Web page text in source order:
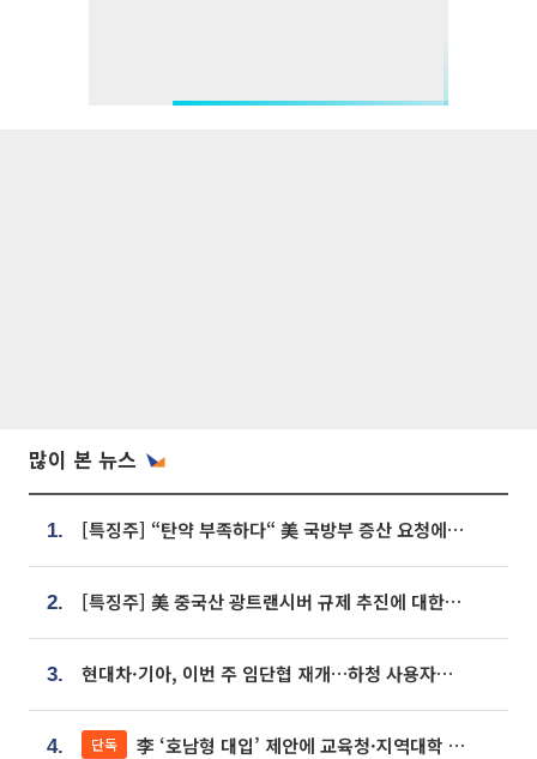
많이 본 뉴스
1. [특징주] “탄약 부족하다“ 美 국방부 증산 요청에⋯국내 방산주 급등세
2. [특징주] 美 중국산 광트랜시버 규제 추진에 대한광통신 등 광통신株 강세
3. 현대차·기아, 이번 주 임단협 재개…하청 사용자성 재심도 ‘변수’
4. 단독 李 ‘호남형 대입’ 제안에 교육청·지역대학 서·논술형 입시 연계 '착수'